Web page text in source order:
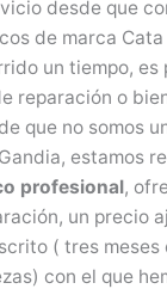
desde que
de marca
un tiempo,
reparación o
que no somos
estamos
profesional,
un precio
( tres meses
con el que